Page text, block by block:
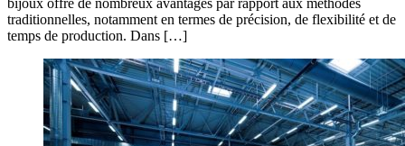
traditionnelles, notamment en termes de précision, de flexibilité et de
temps de production. Dans […]